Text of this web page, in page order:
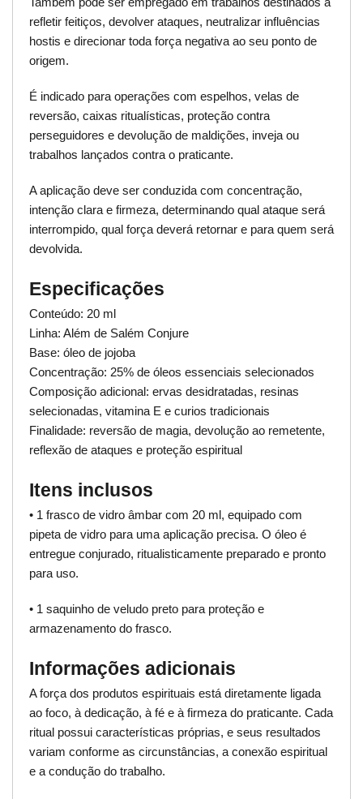
refletir feitiços, devolver ataques, neutralizar influências
hostis e direcionar toda força negativa ao seu ponto de
origem.
É indicado para operações com espelhos, velas de
reversão, caixas ritualísticas, proteção contra
perseguidores e devolução de maldições, inveja ou
trabalhos lançados contra o praticante.
A aplicação deve ser conduzida com concentração,
intenção clara e firmeza, determinando qual ataque será
interrompido, qual força deverá retornar e para quem será
devolvida.
Especificações
Conteúdo: 20 ml
Linha: Além de Salém Conjure
Base: óleo de jojoba
Concentração: 25% de óleos essenciais selecionados
Composição adicional: ervas desidratadas, resinas
selecionadas, vitamina E e curios tradicionais
Finalidade: reversão de magia, devolução ao remetente,
reflexão de ataques e proteção espiritual
Itens inclusos
• 1 frasco de vidro âmbar com 20 ml, equipado com
pipeta de vidro para uma aplicação precisa. O óleo é
entregue conjurado, ritualisticamente preparado e pronto
para uso.
• 1 saquinho de veludo preto para proteção e
armazenamento do frasco.
Informações adicionais
A força dos produtos espirituais está diretamente ligada
ao foco, à dedicação, à fé e à firmeza do praticante. Cada
ritual possui características próprias, e seus resultados
variam conforme as circunstâncias, a conexão espiritual
e a condução do trabalho.